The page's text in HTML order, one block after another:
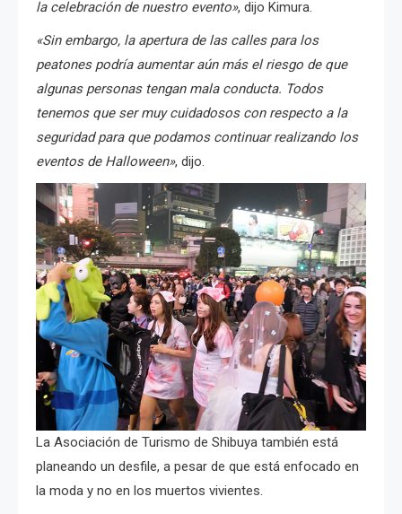
la celebración de nuestro evento», dijo Kimura.
«Sin embargo, la apertura de las calles para los
peatones podría aumentar aún más el riesgo de que
algunas personas tengan mala conducta. Todos
tenemos que ser muy cuidadosos con respecto a la
seguridad para que podamos continuar realizando los
eventos de Halloween», dijo.
La Asociación de Turismo de Shibuya también está
planeando un desfile, a pesar de que está enfocado en
la moda y no en los muertos vivientes.